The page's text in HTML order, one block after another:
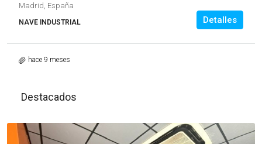
Madrid, España
NAVE INDUSTRIAL Detalles
hace 9 meses
Destacados